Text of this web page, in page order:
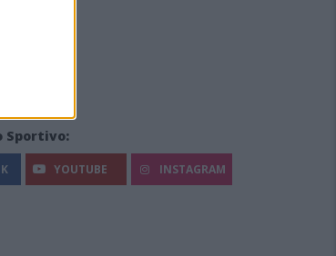
Sportivo:
YOUTUBE INSTAGRAM